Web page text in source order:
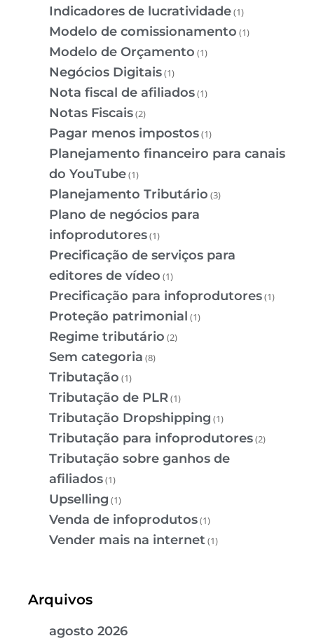
Indicadores de lucratividade(1)
Modelo de comissionamento (1)
Modelo de Orçamento (1)
Negócios Digitais(1)
Nota fiscal de afiliados(1)
Notas Fiscais(2)
Pagar menos impostos(1)
Planejamento financeiro para canais
do YouTube(1)
Planejamento Tributário (3)
Plano de negócios para
infoprodutores(1)
Precificação de serviços para
editores de vídeo (1)
Precificação para infoprodutores(1)
Proteção patrimonial (1)
Regime tributário (2)
Sem categoria (8)
Tributação (1)
Tributação de PLR(1)
Tributação Dropshipping (1)
Tributação para infoprodutores(2)
Tributação sobre ganhos de
afiliados(1)
Upselling (1)
Venda de infoprodutos(1)
Vender mais na internet (1)
Arquivos
agosto 2026